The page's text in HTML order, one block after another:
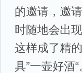
的邀请，邀
时随地会出
这样成了精
具”一壶好酒“